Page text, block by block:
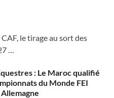
le tirage au sort des
…
: Le Maroc qualifié
du Monde FEI